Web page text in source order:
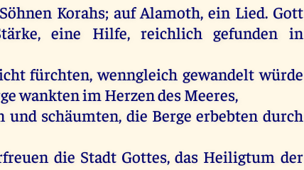
Söhnen Korahs; aufAlamoth,ein Lied. Gott
,eine Hilfe, reichlich gefunden in
fürchten,wenngleich gewandelt würde
wanktenim HerzendesMeeres,
und schäumten, die Berge erbebten durch
die Stadt Gottes,das Heiligtum der